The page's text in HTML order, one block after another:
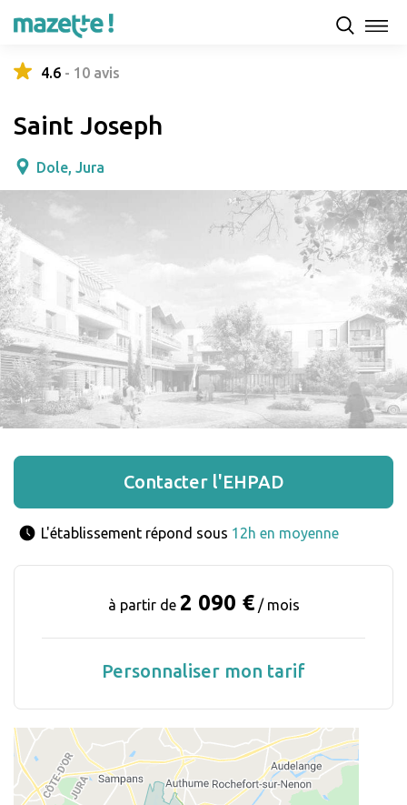
4.6 - 10 avis
Saint Joseph
Dole, Jura
Contacter l'EHPAD
L'établissement répond sous 12h en moyenne
à partir de 2 090 €/ mois
Personnaliser mon tarif